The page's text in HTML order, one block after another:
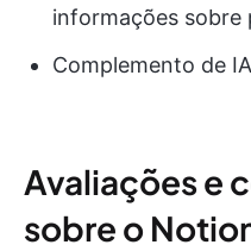
informações sobre
Complemento de
Avaliações e
sobre o